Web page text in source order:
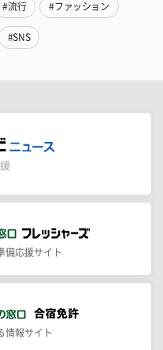
#流行 #ファッション
#SNS
備応援サイト
情報サイト